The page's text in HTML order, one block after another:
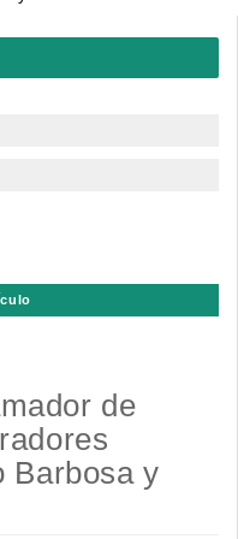
de
Barbosa y